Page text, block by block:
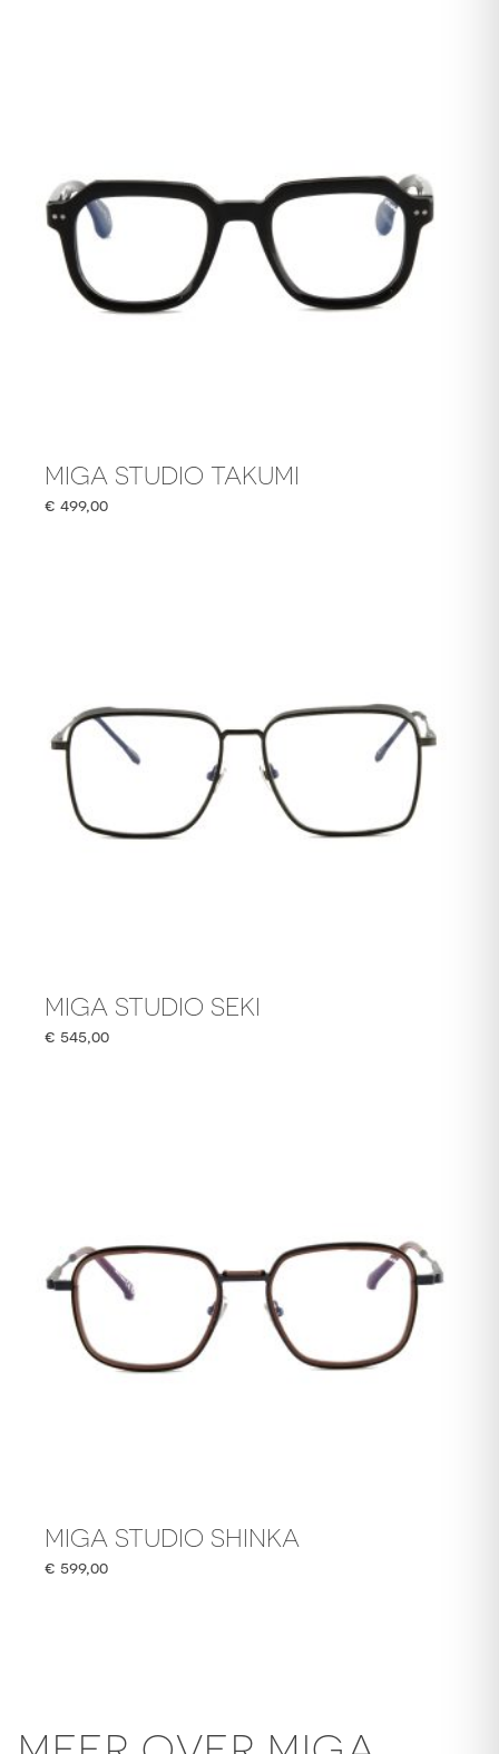
MIGA STUDIO TAKUMI
€ 499,00
MIGA STUDIO SEKI
€ 545,00
MIGA STUDIO SHINKA
€ 599,00